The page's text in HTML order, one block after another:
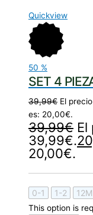
Quickview
50 %
SET 4
39,99€ El
es: 20,00€.
39,99€ El
39,99€.
20,00€.
0-1 1-2 12M
This option is